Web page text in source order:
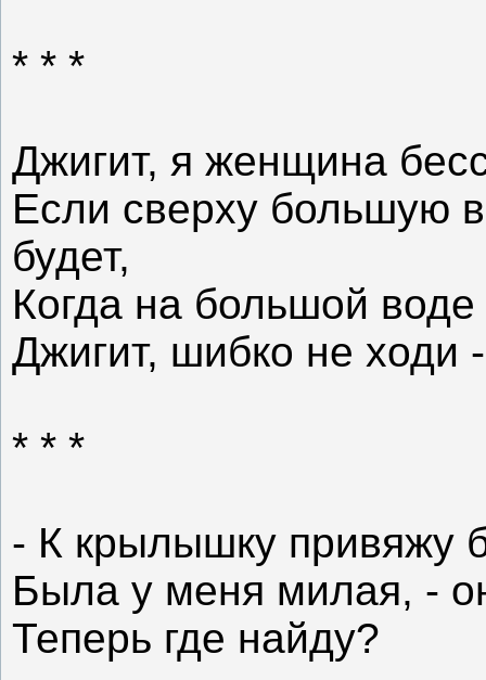
* * *
Джигит, я женщина
Если сверху большую
будет,
Когда на большой
Джигит, шибко не ходи
* * *
- К крылышку привяжу
Была у меня милая, -
Теперь где найду?